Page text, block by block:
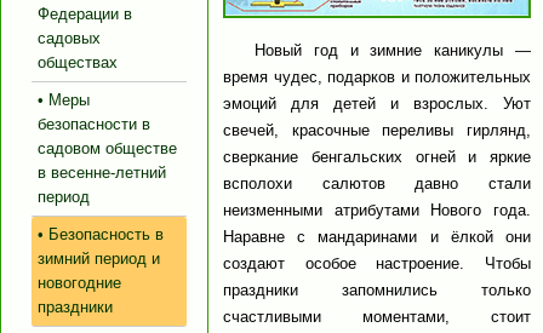
Федерации в
садовых
обществах
• Меры
безопасности в
садовом обществе
в весенне-летний
период
• Безопасность в
зимний период и
новогодние
праздники
Новый год и зимние каникулы —
время чудес, подарков и положительных
эмоций для детей и взрослых. Уют
свечей, красочные переливы гирлянд,
сверкание бенгальских огней и яркие
всполохи салютов давно стали
неизменными атрибутами Нового года.
Наравне с мандаринами и ёлкой они
создают особое настроение. Чтобы
праздники запомнились только
счастливыми моментами, стоит